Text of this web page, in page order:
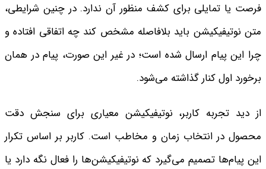
فرصت یا تمایلی برای کشف منظور آن ندارد. در چنین شرایطی،
متن نوتیفیکیشن باید بلافاصله مشخص کند چه اتفاقی افتاده و
چرا این پیام ارسال شده است؛ در غیر این صورت، پیام در همان
برخورد اول کنار گذاشته می‌شود.
از دید تجربه کاربر، نوتیفیکیشن معیاری برای سنجش دقت
محصول در انتخاب زمان و مخاطب است. کاربر بر اساس تکرار
این پیام‌ها تصمیم می‌گیرد که نوتیفیکیشن‌ها را فعال نگه دارد یا